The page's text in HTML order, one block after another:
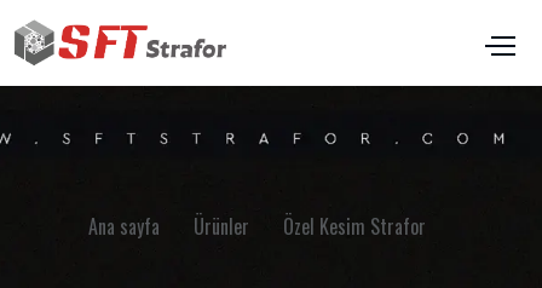
Ana sayfa Ürünler Özel Kesim Strafor